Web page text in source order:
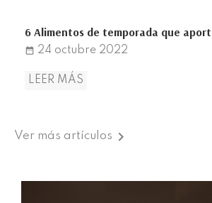
6 Alimentos de temporada que
date_range 24 octubre 2022
LEER MÁS
Ver más artículos 